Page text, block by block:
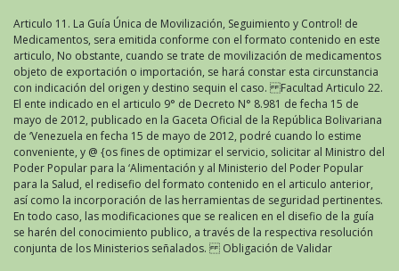
Articulo 11. La Guía Única de Movilización, Seguimiento y Control! de
Medicamentos, sera emitida conforme con el formato contenido en este
articulo, No obstante, cuando se trate de movilización de medicamentos
objeto de exportación o importación, se hará constar esta circunstancia
con indicación del origen y destino sequin el caso. Facultad Articulo 22.
El ente indicado en el articulo 9° de Decreto N° 8.981 de fecha 15 de
mayo de 2012, publicado en la Gaceta Oficial de la República Bolivariana
de ‘Venezuela en fecha 15 de mayo de 2012, podré cuando lo estime
conveniente, y @ {os fines de optimizar el servicio, solicitar al Ministro del
Poder Popular para la ‘Alimentación y al Ministerio del Poder Popular
para la Salud, el redisefio del formato contenido en el articulo anterior,
así como la incorporación de las herramientas de seguridad pertinentes.
En todo caso, las modificaciones que se realicen en el disefio de la guía
se harén del conocimiento publico, a través de la respectiva resolución
conjunta de los Ministerios señalados. Obligación de Validar